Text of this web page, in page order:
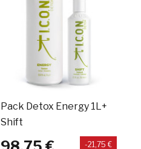
Pack Detox Energy 1L+
Shift
-21,75 €